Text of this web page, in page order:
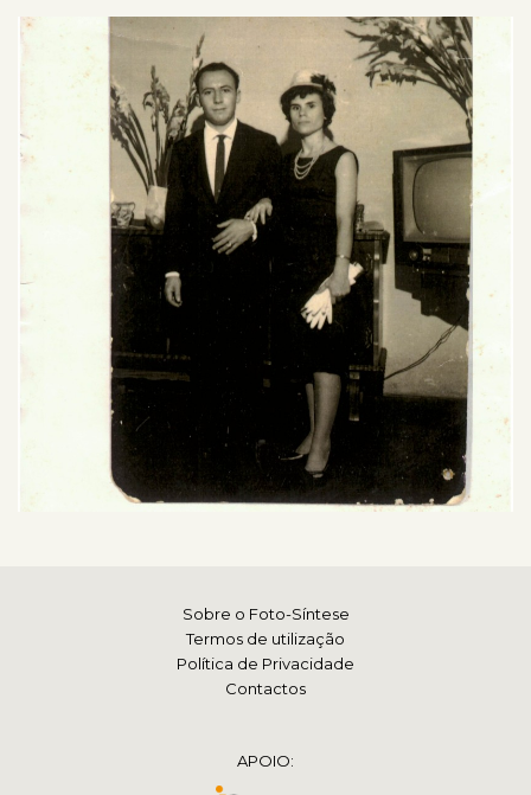
Sobre o Foto-Síntese
Termos de utilização
Política de Privacidade
Contactos
APOIO: